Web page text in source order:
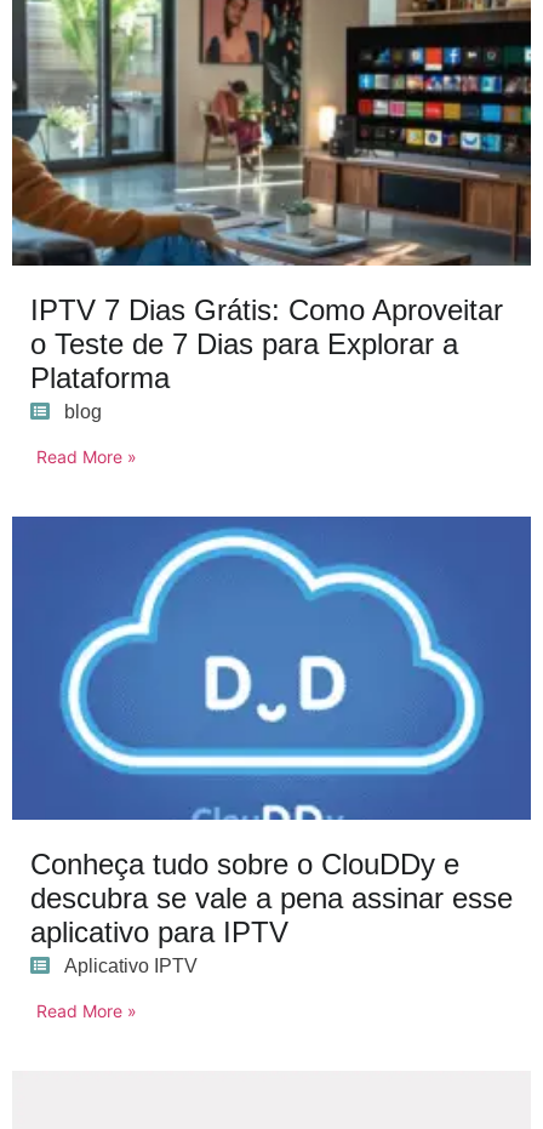
IPTV 7 Dias Grátis: Como Aproveitar
o Teste de 7 Dias para Explorar a
Plataforma
blog
Read More »
Conheça tudo sobre o ClouDDy e
descubra se vale a pena assinar esse
aplicativo para IPTV
Aplicativo IPTV
Read More »